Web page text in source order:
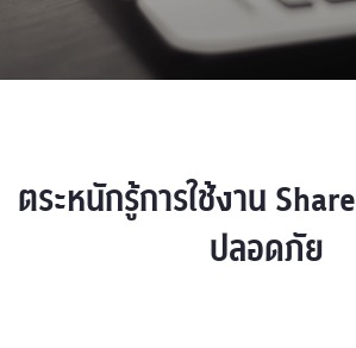
ตระหนักรู้การใช้งาน
ปลอดภัย